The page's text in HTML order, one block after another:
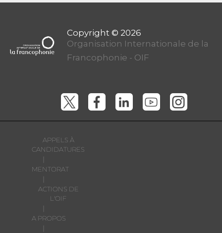
APPELS À
CANDIDATURES
MENTORAT
ACTIONS DE
L'OIF
A PROPOS
Organisation Internationale de la
Francophonie - OIF